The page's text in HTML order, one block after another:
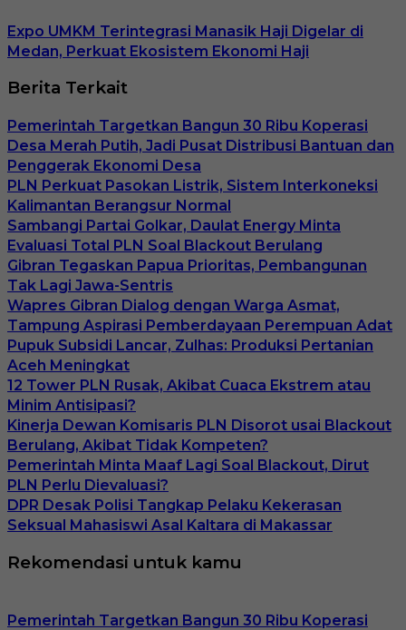
Expo UMKM Terintegrasi Manasik Haji Digelar di
Medan, Perkuat Ekosistem Ekonomi Haji
Berita Terkait
Pemerintah Targetkan Bangun 30 Ribu Koperasi
Desa Merah Putih, Jadi Pusat Distribusi Bantuan dan
Penggerak Ekonomi Desa
PLN Perkuat Pasokan Listrik, Sistem Interkoneksi
Kalimantan Berangsur Normal
Sambangi Partai Golkar, Daulat Energy Minta
Evaluasi Total PLN Soal Blackout Berulang
Gibran Tegaskan Papua Prioritas, Pembangunan
Tak Lagi Jawa-Sentris
Wapres Gibran Dialog dengan Warga Asmat,
Tampung Aspirasi Pemberdayaan Perempuan Adat
Pupuk Subsidi Lancar, Zulhas: Produksi Pertanian
Aceh Meningkat
12 Tower PLN Rusak, Akibat Cuaca Ekstrem atau
Minim Antisipasi?
Kinerja Dewan Komisaris PLN Disorot usai Blackout
Berulang, Akibat Tidak Kompeten?
Pemerintah Minta Maaf Lagi Soal Blackout, Dirut
PLN Perlu Dievaluasi?
DPR Desak Polisi Tangkap Pelaku Kekerasan
Seksual Mahasiswi Asal Kaltara di Makassar
Rekomendasi untuk kamu
Pemerintah Targetkan Bangun 30 Ribu Koperasi